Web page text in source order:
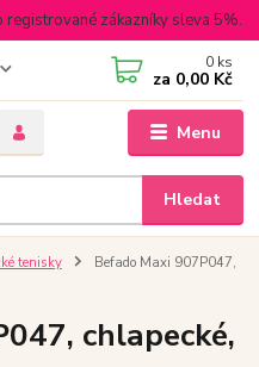
zákazníky sleva 5%.
Menu
Hledat
0 ks
za 0,00 Kč
tenisky
Befado Maxi 907P047,
chlapecké,